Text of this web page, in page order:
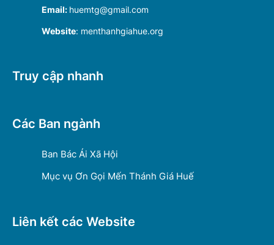
Email: huemtg@gmail.com
Website: menthanhgiahue.org
Truy cập nhanh
Các Ban ngành
Ban Bác Ái Xã Hội
Mục vụ Ơn Gọi Mến Thánh Giá Huế
Liên kết các Website